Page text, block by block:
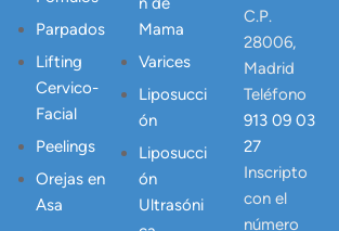
Parpados
Lifting
Cervico-
Facial
Peelings
Orejas en
Asa
Mama
Varices
Liposucci
ón
Liposucci
ón
Ultrasóni
C.P.
28006,
Madrid
Teléfono
913 09 03
27
Inscripto
con el
número